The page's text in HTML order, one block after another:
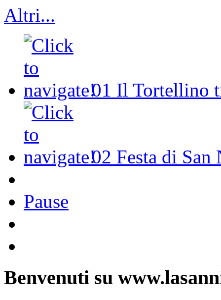
Altri...
01 Il Tortellino
02 Festa di San
Pause
Benvenuti su